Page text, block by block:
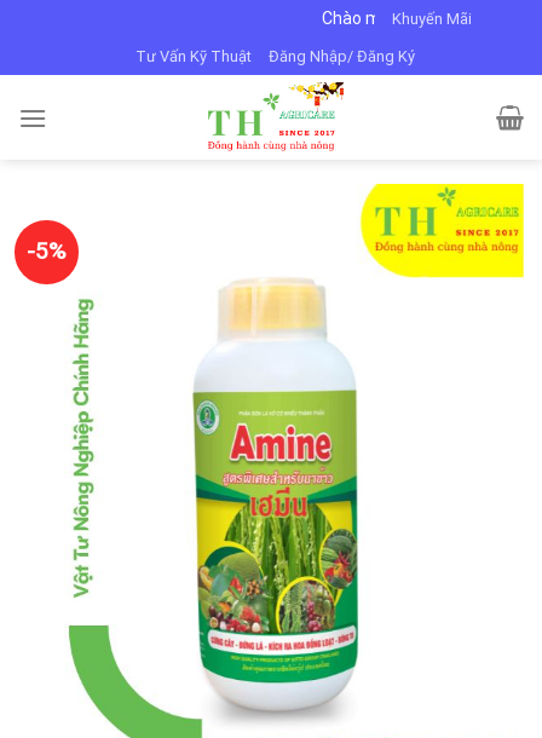
content
Chào mừng bạn đến với VTNN Minh Dũng
Khuyến Mãi
Tư Vấn Kỹ Thuật Đăng Nhập/ Đăng Ký
-5%